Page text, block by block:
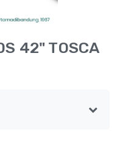
42" TOSCA